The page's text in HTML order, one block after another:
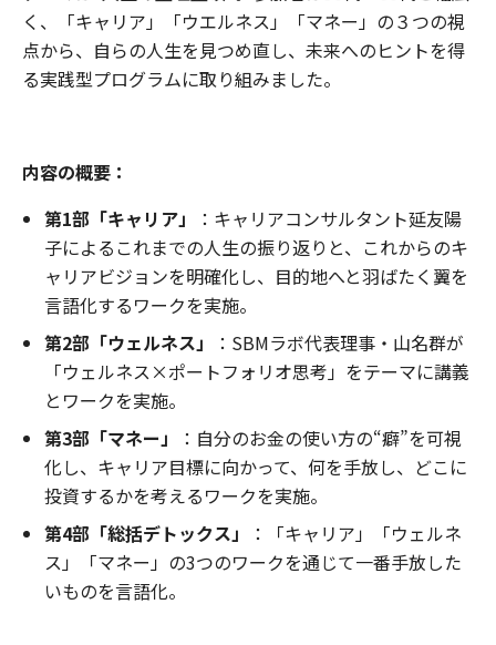
く、「キャリア」「ウエルネス」「マネー」の３つの視
点から、自らの人生を見つめ直し、未来へのヒントを得
る実践型プログラムに取り組みました。
内容の概要：
第1部「キャリア」
：キャリアコンサルタント延友陽
子によるこれまでの人生の振り返りと、これからのキ
ャリアビジョンを明確化し、目的地へと羽ばたく翼を
言語化するワークを実施。
第2部「ウェルネス」
：SBMラボ代表理事・山名群が
「ウェルネス×ポートフォリオ思考」をテーマに講義
とワークを実施。
第3部「マネー」
：自分のお金の使い方の“癖”を可視
化し、キャリア目標に向かって、何を手放し、どこに
投資するかを考えるワークを実施。
第4部「総括デトックス」
：「キャリア」「ウェルネ
ス」「マネー」の3つのワークを通じて一番手放した
いものを言語化。